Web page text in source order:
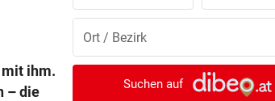
ihm.
– die
FRÜCHTL „NEUER ZWEIER“ vor
Red Bull Salzburg hat neuen
Tormann gefunden
AM WEG ZUR WILDSPITZE vor 6
Suchen auf